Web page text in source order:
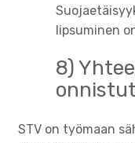
lipsuminen
8)
STV on työmaan